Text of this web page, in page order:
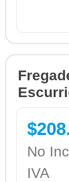
$
No
IVA